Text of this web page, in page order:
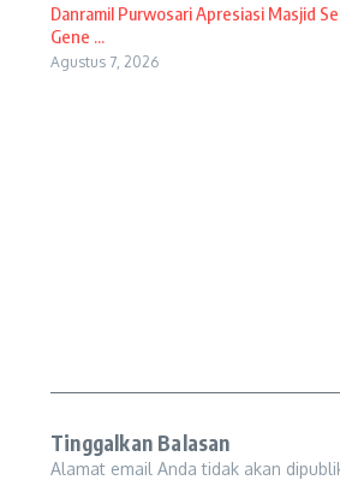
Danramil Purwosari Apresiasi Masjid
Gene ...
Agustus 7, 2026
Tinggalkan Balasan
Alamat email Anda tidak akan